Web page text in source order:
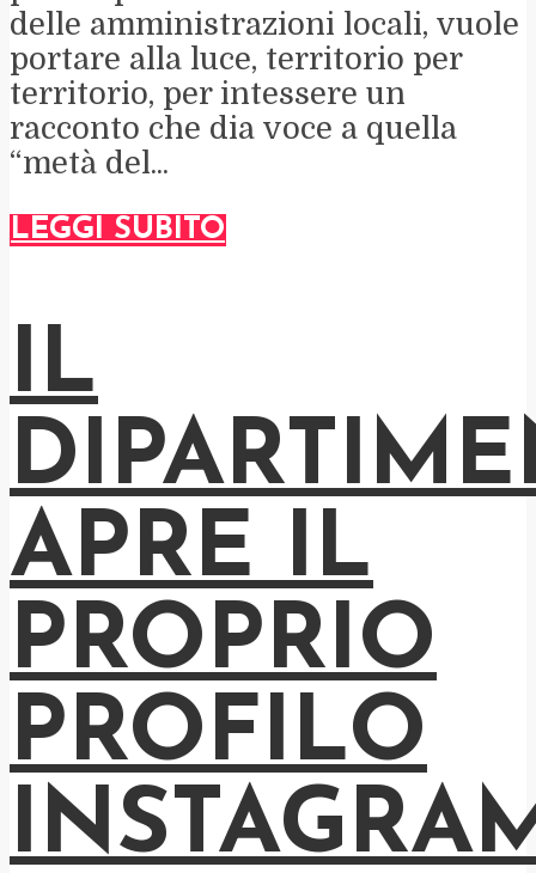
delle amministrazioni locali, vuole
portare alla luce, territorio per
territorio, per intessere un
racconto che dia voce a quella
“metà del...
LEGGI SUBITO
IL
APRE IL
PROPRIO
PROFILO